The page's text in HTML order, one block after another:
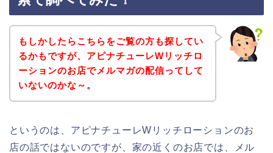
もしかしたらこちらをご覧の方も探してい
るかもですが、アピナチューレWリッチロ
ーションのお店でメルマガの配信ってして
いないのかな～。
というのは、アピナチューレWリッチローションのお
店の話ではないのですが、家の近くのお店では、メル